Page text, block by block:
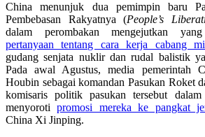
China menunjuk dua pemimpin baru
Pembebasan Rakyatnya (People’s
dalam perombakan mengejutkan
pertanyaan tentang cara kerja cabang
gudang senjata nuklir dan rudal balistik
Pada awal Agustus, media pemerintah
Houbin sebagai komandan Pasukan Roket
komisaris politik pasukan tersebut
menyorotipromosi mereka ke pangkat
China Xi Jinping.